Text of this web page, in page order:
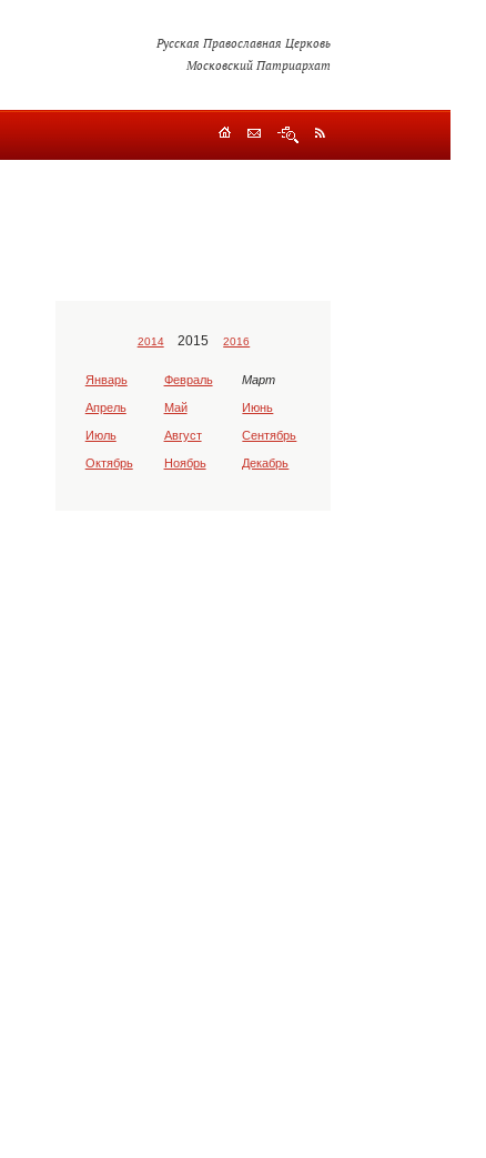
Русская Православная Церковь
Московский Патриархат
2014 2015 2016
Январь Февраль Март
Апрель Май Июнь
Июль Август Сентябрь
Октябрь Ноябрь Декабрь